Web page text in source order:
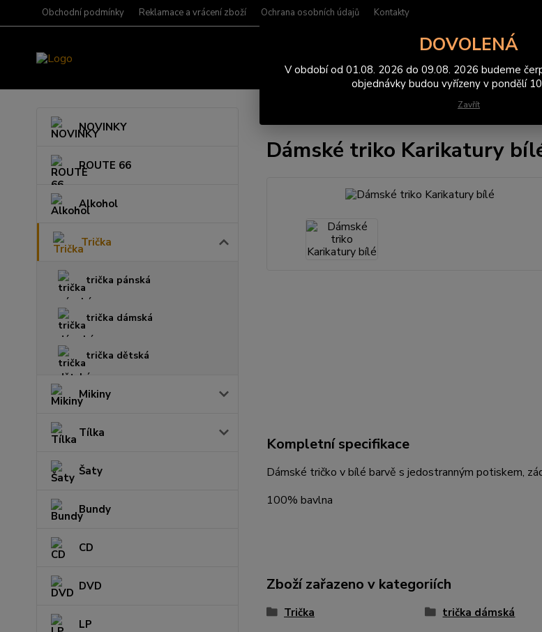
Obchodní podmínky Reklamace a vrácení zboží Ochrana osobních údajů Kontakty
NOVINKY
ROUTE 66
Alkohol
Trička
trička pánská
trička dámská
trička dětská
Mikiny
Tílka
Šaty
Bundy
CD
DVD
LP
Dámské triko Karikatury
Kompletní specifikace
Dámské tričko v bílé barvě s jedostranným potiskem,
100% bavlna
Zboží zařazeno v kategoriích
Trička trička dámská
DOVOLENÁ
V období od 01.08. 2026 do 09.08. 2026 budeme
objednávky budou vyřízeny v pondělí
Zavřít